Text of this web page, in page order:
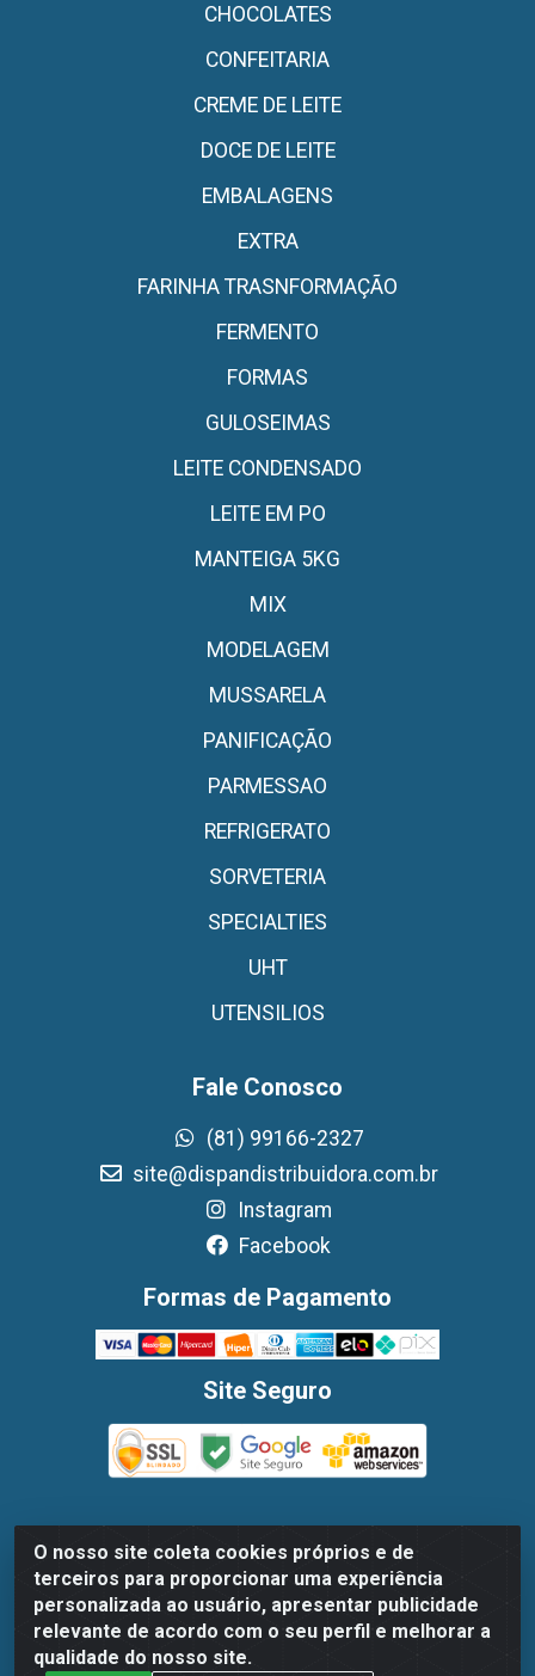
O nosso site coleta cookies próprios e de
terceiros para proporcionar uma experiência
personalizada ao usuário, apresentar publicidade
relevante de acordo com o seu perfil e melhorar a
qualidade do nosso site.
CHOCOLATES
CONFEITARIA
CREME DE LEITE
DOCE DE LEITE
EMBALAGENS
EXTRA
FARINHA TRASNFORMAÇÃO
FERMENTO
FORMAS
GULOSEIMAS
LEITE CONDENSADO
LEITE EM PO
MANTEIGA 5KG
MIX
MODELAGEM
MUSSARELA
PANIFICAÇÃO
PARMESSAO
REFRIGERATO
SORVETERIA
SPECIALTIES
UHT
UTENSILIOS
Fale Conosco
(81) 99166-2327
site@dispandistribuidora.com.br
Instagram
Facebook
Formas de Pagamento
Site Seguro
Dispan Distribuidora de Alimentos LTDA - Avenida
Marechal Mascarenhas De Moraes, 1048- Imbiribeira,
Recife/PE - CEP 51.170-000 - CNPJ 30.779.584/0003-78